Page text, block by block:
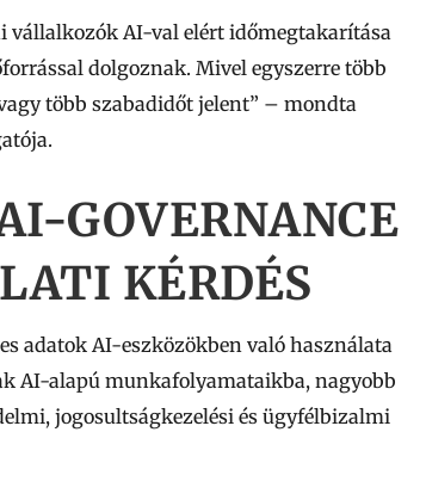
vállalkozók AI-val elért időmegtakarítása
dolgoznak. Mivel egyszerre több
több szabadidőt jelent” – mondta
GOVERNANCE
KÉRDÉS
adatok AI-eszközökben való használata
AI-alapú munkafolyamataikba, nagyobb
jogosultságkezelési és ügyfélbizalmi